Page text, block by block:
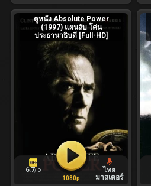
ดูหนัง Absolute Power
(1997) แผนลับ โค่น
ประธานาธิบดี [Full-HD]
6.7/10
ไทย
มาสเตอร์
1080p